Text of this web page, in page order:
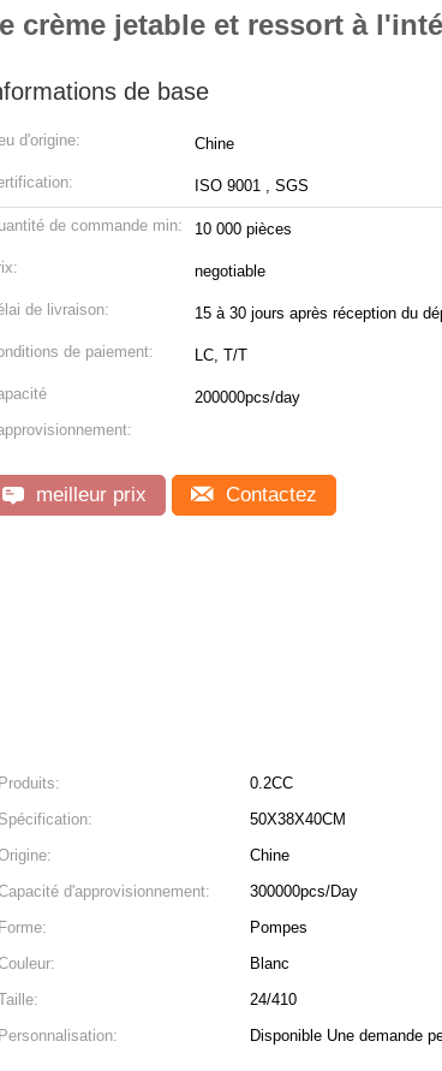
crème jetable et ressort à
de base
d'origine: Chine
ISO 9001 , SGS
de commande min: 10 000 pièces
negotiable
de livraison: 15 à 30 jours après réception du
de paiement: LC, T/T
200000pcs/day
meilleur prix Contactez
Produits:
0.2CC
Spécification:
50X38X40CM
Chine
d'approvisionnement:
300000pcs/Day
Forme:
Pompes
Blanc
24/410
Personnalisation: Disponible Une demande